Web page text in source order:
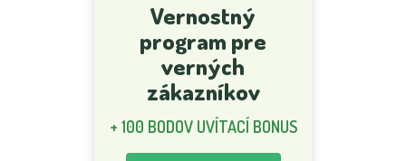
Vernostný
program pre
verných
zákazníkov
+ 100 BODOV UVÍTACÍ BONUS